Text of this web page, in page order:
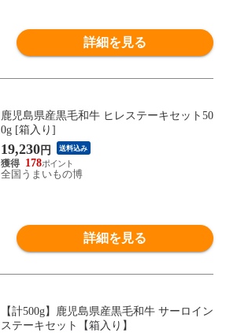
詳細を見る
鹿児島県産黒毛和牛 ヒレステーキセット50
0g [箱入り]
19,230円 送料込み
178
全国うまいもの博
詳細を見る
【計500g】鹿児島県産黒毛和牛 サーロイン
ステーキセット【箱入り】